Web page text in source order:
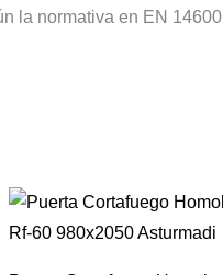
la normativa en EN